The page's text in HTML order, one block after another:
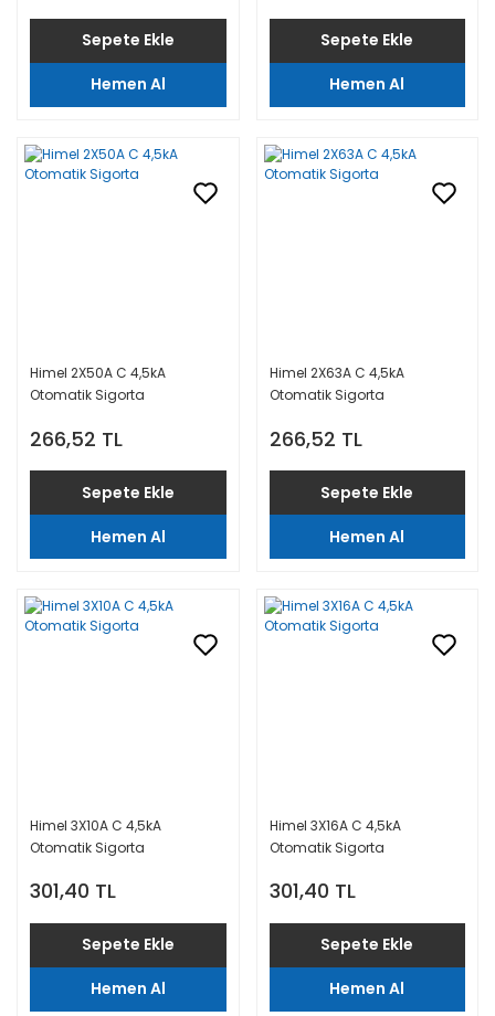
Sepete Ekle
Hemen Al
Sepete Ekle
Hemen Al
Himel 2X50A C 4,5kA
Otomatik Sigorta
266,52 TL
Sepete Ekle
Hemen Al
Himel 2X63A C 4,5kA
Otomatik Sigorta
266,52 TL
Sepete Ekle
Hemen Al
Himel 3X10A C 4,5kA
Otomatik Sigorta
301,40 TL
Sepete Ekle
Hemen Al
Himel 3X16A C 4,5kA
Otomatik Sigorta
301,40 TL
Sepete Ekle
Hemen Al